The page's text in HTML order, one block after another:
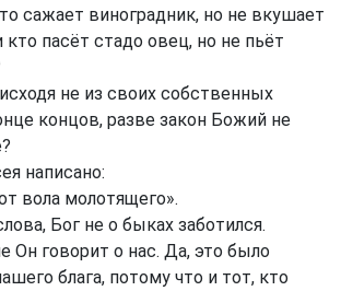
сажает виноградник, но не вкушает
кто пасёт стадо овец, но не пьёт
не из своих собственных
концов, разве закон Божий не
написано:
вола молотящего».
Бог не о быках заботился.
Он говорит о нас. Да, это было
блага, потому что и тот, кто